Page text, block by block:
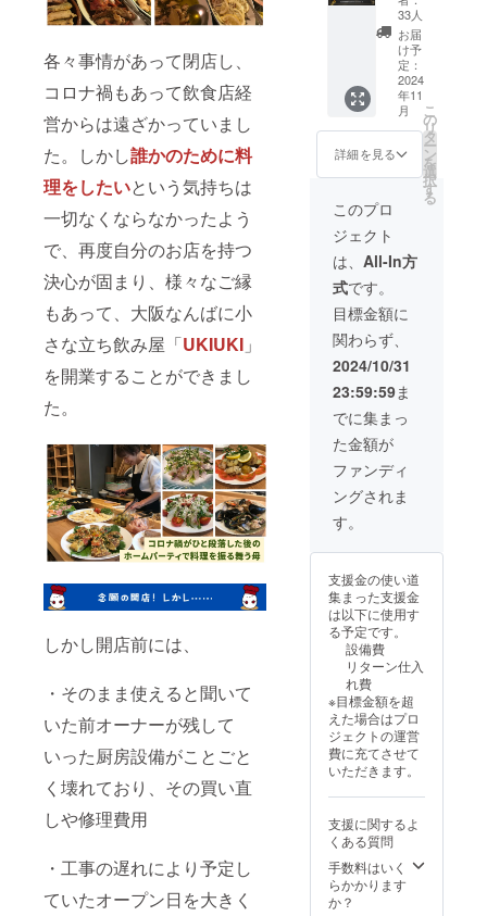
各々事情があって閉店し、
コロナ禍もあって飲食店経
営からは遠ざかっていまし
た。しかし誰かのために料
理をしたいという気持ちは
一切なくならなかったよう
で、再度自分のお店を持つ
決心が固まり、様々なご縁
もあって、大阪なんばに小
さな立ち飲み屋「UKIUKI 」
を開業することができまし
た。
しかし開店前には、
・そのまま使えると聞いて
いた前オーナーが残して
いった厨房設備がことごと
く壊れており、その買い直
しや修理費用
・工事の遅れにより予定し
ていたオープン日を大きく
（850
円）引
き換え
券＋150
円値引
き券 ・
現金へ
の交換
はでき
ませ
ん。 ・
UKIUKI
食堂の
みで使
用可能
です。
詳細な
住所は
ホーム
ページ
に記載
してお
りま
す。 ・
定食1人
前引き
換え券
はメー
ルにて
す。使
メール
にて説
明しま
す。 ・
150円値
引き券
来店時
にお渡
しいた
しま
す。ス
タッフ
ウド
ファン
ディン
グで支
援をし
33人
お届
け予
定：
2024
年11
月
詳細を見る
こ
の
リ
タ
ー
ン
を
選
択
す
る
このプロ
ジェクト
は、 All-In方
式です。
目標金額に
関わらず、
2024/10/31
23:59:59ま
でに集まっ
た金額が
ファンディ
ングされま
す。
支援金の使い道
集まった支援金
は以下に使用す
る予定です。
設備費
リターン仕入
れ費
※目標金額を超
えた場合はプロ
ジェクトの運営
費に充てさせて
いただきます。
支援に関するよ
くある質問
手数料はいく
らかかります
か？